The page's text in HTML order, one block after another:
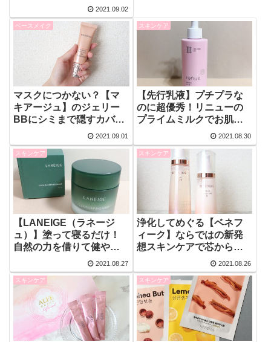
2021.09.02
ベースメイク
マスクにつかない？【マ
キアージュ】のジェリー
BBにシミまで隠すカバー
タイプが新登場！【話
題】
2021.09.01
スキンケア
【先行乳液】プチプラな
のに超優秀！リニューの
プライムミルクでお肌の
うるおいを保ちましょ
う！【renue】
2021.08.30
スキンケア
【LANEIGE（ラネージ
ュ）】塗って寝るだけ！
自然の力を借りて健やか
なお肌を保ちましょう！
【シカスリーピングマス
ク】
2021.08.27
スキンケア
浄化してめぐる【ベネフ
ィーク】ならではの新発
想スキンケアで芯からク
リアな美しい肌へ！【素
肌美】
2021.08.26
スキンケア スキンケア